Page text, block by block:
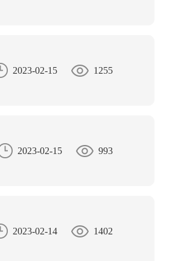
2023-02-15 1255
2023-02-15 993
2023-02-14 1402